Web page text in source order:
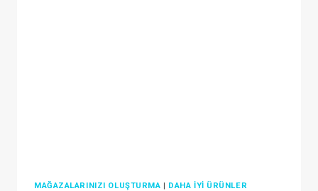
MAĞAZALARINIZI OLUŞTURMA | DAHA İYI ÜRÜNLER